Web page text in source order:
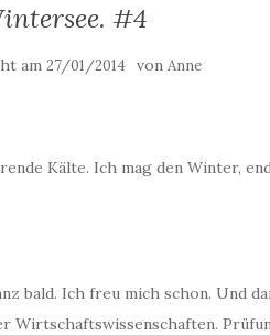
#4
am27/01/2014 vonAnne
Kälte. Ich mag den Winter,
bald. Ich freu mich schon. Und
Wirtschaftswissenschaften.